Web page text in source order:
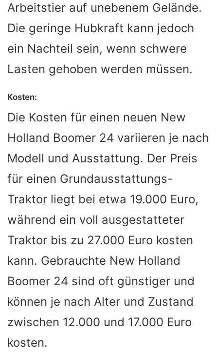
Arbeitstier auf unebenem Gelände.
Die geringe Hubkraft kann jedoch
ein Nachteil sein, wenn schwere
Lasten gehoben werden müssen.
Kosten:
Die Kosten für einen neuen New
Holland Boomer 24 variieren je nach
Modell und Ausstattung. Der Preis
für einen Grundausstattungs-
Traktor liegt bei etwa 19.000 Euro,
während ein voll ausgestatteter
Traktor bis zu 27.000 Euro kosten
kann. Gebrauchte New Holland
Boomer 24 sind oft günstiger und
können je nach Alter und Zustand
zwischen 12.000 und 17.000 Euro
kosten.